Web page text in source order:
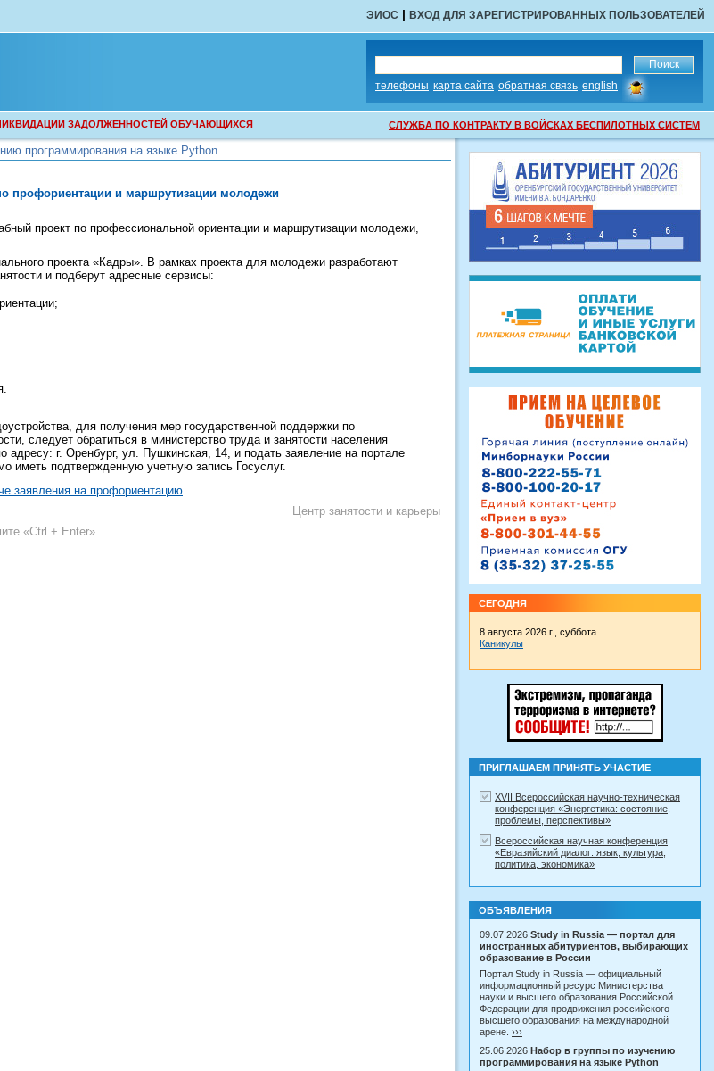
ЭИОС | ВХОД ДЛЯ ЗАРЕГИСТРИРОВАННЫХ ПОЛЬЗОВАТЕЛЕЙ
телефоны карта сайта обратная связь english
сообщить
об
ошибке
СЛУЖБА ПО КОНТРАКТУ В ВОЙСКАХ БЕСПИЛОТНЫХ СИСТЕМ
ЗАДОЛЖЕННОСТЕЙ ОБУЧАЮЩИХСЯ
программирования на языке Python
профориентации и маршрутизации молодежи
проект по профессиональной ориентации и маршрутизации молодежи,
проекта «Кадры». В рамках проекта для молодежи разработают
и подберут адресные сервисы:
для получения мер государственной поддержки по
следует обратиться в министерство труда и занятости населения
адресу: г. Оренбург, ул. Пушкинская, 14, и подать заявление на портале
иметь подтвержденную учетную запись Госуслуг.
заявления на профориентацию
Центр занятости и карьеры
«Ctrl + Enter».
СЕГОДНЯ
8 августа 2026 г., суббота
Каникулы
ПРИГЛАШАЕМ ПРИНЯТЬ УЧАСТИЕ
XVII Всероссийская научно-техническая
конференция «Энергетика: состояние,
проблемы, перспективы»
Всероссийская научная конференция
«Евразийский диалог: язык, культура,
политика, экономика»
ОБЪЯВЛЕНИЯ
09.07.2026 Study in Russia — портал для
иностранных абитуриентов, выбирающих
образование в России
Портал Study in Russia — официальный
информационный ресурс Министерства
науки и высшего образования Российской
Федерации для продвижения российского
высшего образования на международной
арене. ›››
25.06.2026 Набор в группы по изучению
программирования на языке Python